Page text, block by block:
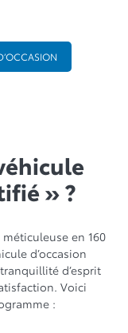
» ?
en 160
d’occasion
d’esprit
Voici
: